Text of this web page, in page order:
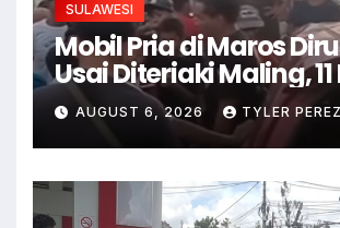
SULAWESI
Mobil Pria di Maros
Usai Diteriaki Maling,
Ditangkap
AUGUST 6, 2026 TYLER PEREZ